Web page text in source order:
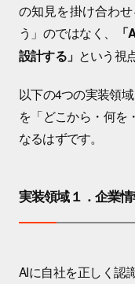
の知見を掛け合わ
う」のではなく、
設計する」 という視
以下の4つの実装領
を「どこから・何を
なるはずです。
実装領域１．企業
AIに自社を正しく認